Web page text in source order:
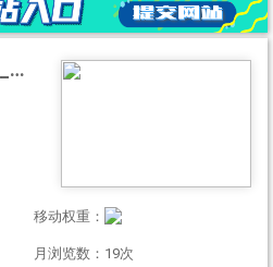
移动权重：
月浏览数：19次